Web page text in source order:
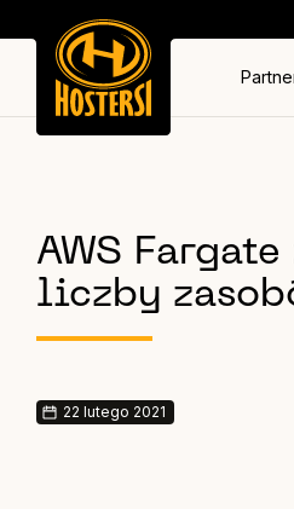
AWS
liczby
22 lutego 2021